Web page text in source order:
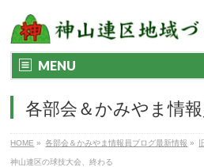
MENU
各部会＆かみやま情
HOME » 各部会＆かみやま情報員ブログ最新情報 »
神山連区の球技大会、終わる